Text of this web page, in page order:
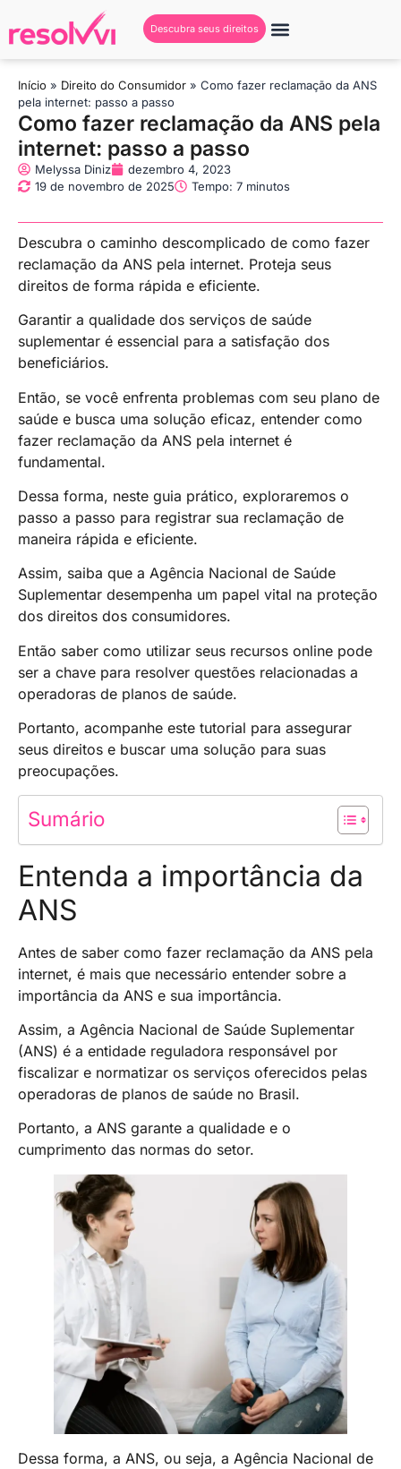
Descubra seus direitos
Início » Direito do Consumidor » Como fazer reclamação da ANS
pela internet: passo a passo
Como fazer reclamação da ANS pela
internet: passo a passo
Melyssa Diniz
dezembro 4, 2023
19 de novembro de 2025
Tempo: 7 minutos
Descubra o caminho descomplicado de como fazer
reclamação da ANS pela internet. Proteja seus
direitos de forma rápida e eficiente.
Garantir a qualidade dos serviços de saúde
suplementar é essencial para a satisfação dos
beneficiários.
Então, se você enfrenta problemas com seu plano de
saúde e busca uma solução eficaz, entender como
fazer reclamação da ANS pela internet é
fundamental.
Dessa forma, neste guia prático, exploraremos o
passo a passo para registrar sua reclamação de
maneira rápida e eficiente.
Assim, saiba que a Agência Nacional de Saúde
Suplementar desempenha um papel vital na proteção
dos direitos dos consumidores.
Então saber como utilizar seus recursos online pode
ser a chave para resolver questões relacionadas a
operadoras de planos de saúde.
Portanto, acompanhe este tutorial para assegurar
seus direitos e buscar uma solução para suas
preocupações.
Sumário
Entenda a importância da
ANS
Antes de saber como fazer reclamação da ANS pela
internet, é mais que necessário entender sobre a
importância da ANS e sua importância.
Assim, a Agência Nacional de Saúde Suplementar
(ANS) é a entidade reguladora responsável por
fiscalizar e normatizar os serviços oferecidos pelas
operadoras de planos de saúde no Brasil.
Portanto, a ANS garante a qualidade e o
cumprimento das normas do setor.
Dessa forma, a ANS, ou seja, a Agência Nacional de